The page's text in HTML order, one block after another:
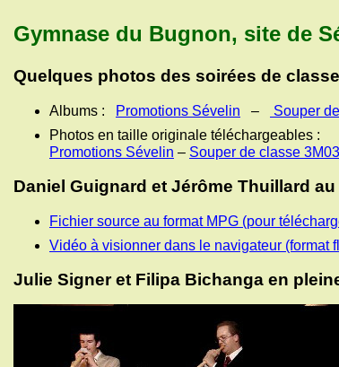
Gymnase du Bugnon, site de
Quelques photos des soirées de
Albums : Promotions Sévelin –
Souper
Photos en taille originale téléchargeables :
Promotions Sévelin – Souper de classe 3M03
Daniel Guignard et Jérôme Thuillard
Fichier source au format MPG (pour
Vidéo à visionner dans le navigateur (format
Julie Signer et Filipa Bichanga en
Vidéo à visionner dans le navigateur (format